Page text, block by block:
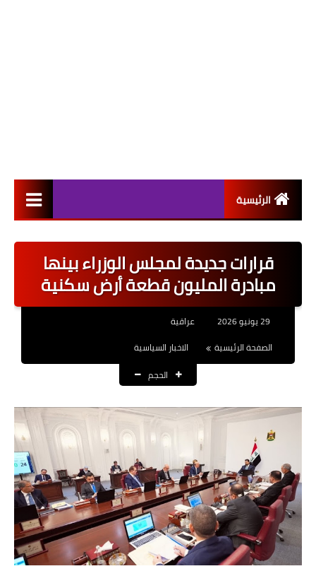
الرئيسية
اخبار القطاع العام
اخبار القطاع الخاص
العقود والاجور اليومية
الرواتب
القروض والسلف
المنح المالية
قطع الاراضي
اخبار العراق
قرارات جديدة لمجلس الوزراء بينها
مبادرة المليون قطعة أرض سكنية
عراقية
الصفحة الرئيسية
الاخبار السياسية
الحجم